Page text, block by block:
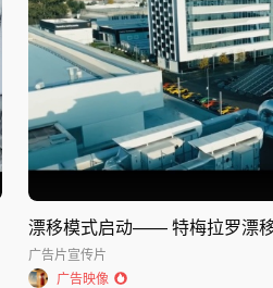
广告片宣传片
广告映像